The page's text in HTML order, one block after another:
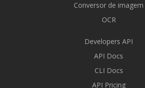
Conversor de imagem
OCR
Developers API
API Docs
CLI Docs
API Pricing